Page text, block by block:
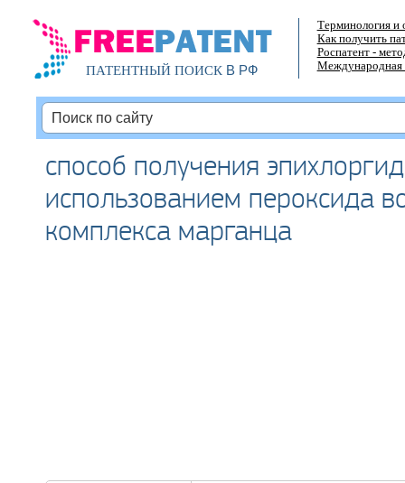
ПАТЕНТНЫЙ ПОИСКВ РФ
Терминология и
Как получить
Роспатент -
Международная
способ получения
использованием пероксида
комплекса марганца